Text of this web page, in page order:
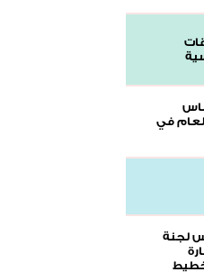
في
لجنة